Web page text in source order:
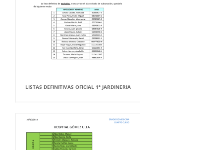
LISTAS DEFINITIVAS OFICIAL 1ª JARDINERIA